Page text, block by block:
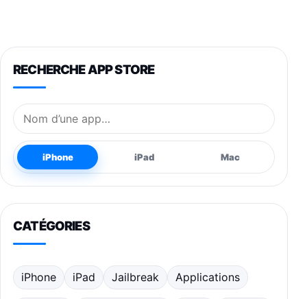
RECHERCHE APP STORE
Nom de l’application
iPhone iPad Mac
CATÉGORIES
iPhone iPad Jailbreak Applications